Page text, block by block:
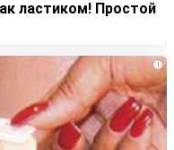
ластиком! Простой
i